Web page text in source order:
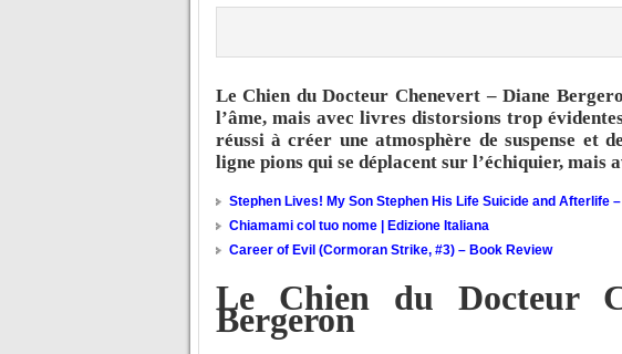
Le Chien du Docteur Chenevert – Diane
l’âme, mais avec livres distorsions trop
réussi à créer une atmosphère de suspense et
ligne pions qui se déplacent sur l’échiquier, mais
Stephen Lives! My Son Stephen His Life Suicide and Afterlife
Chiamami col tuo nome | Edizione Italiana
Career of Evil (Cormoran Strike, #3) – Book Review
Le Chien du Docteur
Bergeron